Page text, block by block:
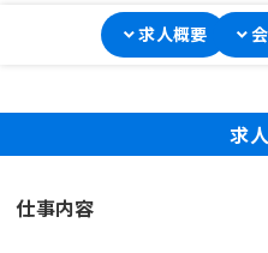
求人概要
求
仕事内容